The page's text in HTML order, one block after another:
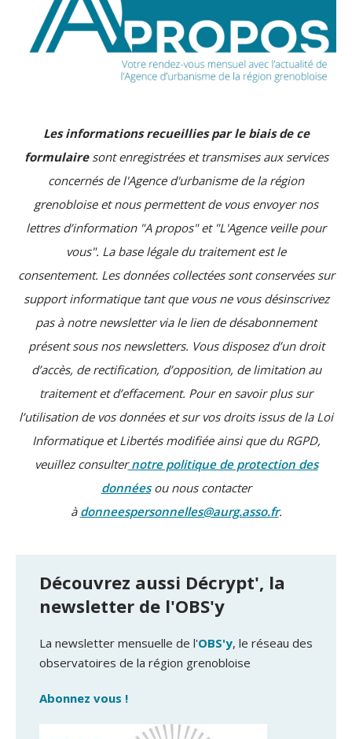
Les informations recueillies par le biais de ce
formulairesont enregistrées et transmises aux services
concernés de l'Agence d'urbanisme de la région
grenobloise et nous permettent de vous envoyer nos
lettres d’information "A propos" et "L'Agence veille pour
vous". La base légale du traitement est le
consentement. Les données collectées sont conservées sur
support informatique tant que vous ne vous désinscrivez
pas à notre newsletter via le lien de désabonnement
présent sous nos newsletters. Vous disposez d’un droit
d’accès, de rectification, d’opposition, de limitation au
traitement et d’effacement. Pour en savoir plus sur
l’utilisation de vos données et sur vos droits issus de la Loi
Informatique et Libertés modifiée ainsi que du RGPD,
veuillez consulternotre politique de protection des
donnéesou nous contacter
à donneespersonnelles@aurg.asso.fr.
Découvrez aussi Décrypt', la
newsletter de l'OBS'y
La newsletter mensuelle de l'OBS'y, le réseau des
observatoires de la région grenobloise
Abonnez vous !